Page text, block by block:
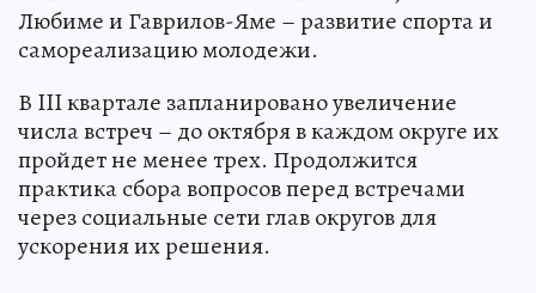
Любиме и Гаврилов-Яме – развитие спорта и
самореализацию молодежи.
В III квартале запланировано увеличение
числа встреч – до октября в каждом округе их
пройдет не менее трех. Продолжится
практика сбора вопросов перед встречами
через социальные сети глав округов для
ускорения их решения.